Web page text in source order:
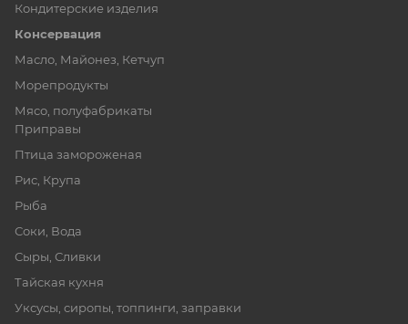
Кондитерские изделия
Консервация
Масло, Майонез, Кетчуп
Морепродукты
Мясо, полуфабрикаты
Приправы
Птица замороженая
Рис, Крупа
Рыба
Соки, Вода
Сыры, Сливки
Тайская кухня
Уксусы, сиропы, топпинги, заправки